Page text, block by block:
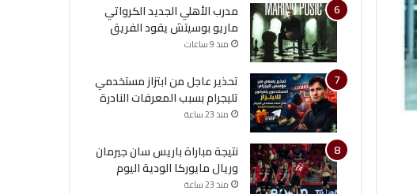
مدرب الأهلي الجديد الكرواتي
ماريو بوسيتش يقود الفريق
منذ 9 ساعات
تحذير عاجل من ابتزاز مستخدمي
تليجرام بسبب المعرفات النادرة
منذ 23 ساعة
نتيجة مباراة باريس سان جيرمان
وريال مايوركا الودية اليوم
منذ 23 ساعة